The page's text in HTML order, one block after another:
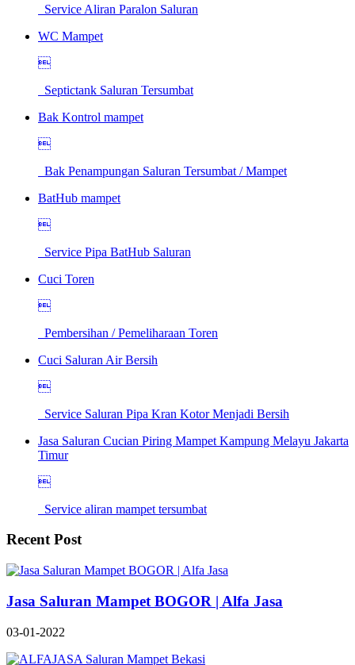
Service Aliran Paralon Saluran
WC Mampet

Septictank Saluran Tersumbat
Bak Kontrol mampet

Bak Penampungan Saluran Tersumbat / Mampet
BatHub mampet

Service Pipa BatHub Saluran
Cuci Toren

Pembersihan / Pemeliharaan Toren
Cuci Saluran Air Bersih

Service Saluran Pipa Kran Kotor Menjadi Bersih
Jasa Saluran Cucian Piring Mampet Kampung Melayu Jakarta
Timur

Service aliran mampet tersumbat
Recent Post
Jasa Saluran Mampet BOGOR | Alfa Jasa
03-01-2022